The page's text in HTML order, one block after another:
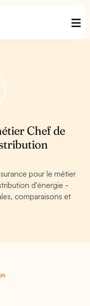
Chef de
pour le métier
d'énergie -
comparaisons et